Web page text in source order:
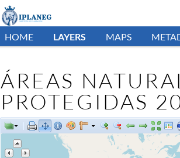
HOME LAYERS MAPS
ÁREAS
PROTEGIDAS